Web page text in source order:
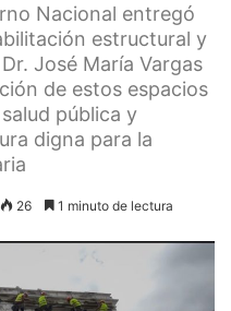
Nacional entregó
estructural y
José María Vargas
de estos espacios
pública y
digna para la
26 1 minuto de lectura